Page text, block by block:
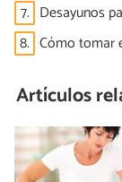
7. Desayunos
8. Cómo tomar
Artículos